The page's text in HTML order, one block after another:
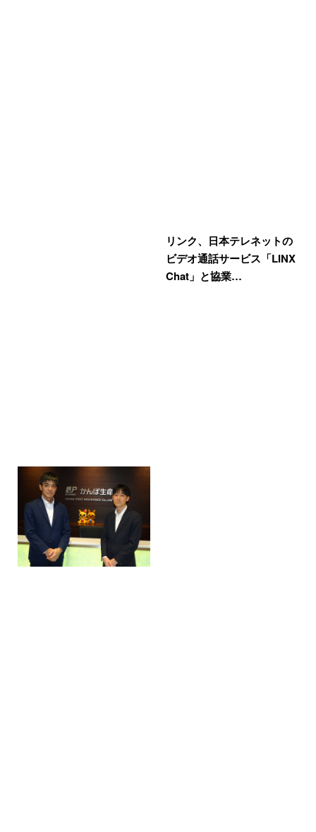
リンク、日本テレネットの
ビデオ通話サービス「LINX
Chat」と協業…